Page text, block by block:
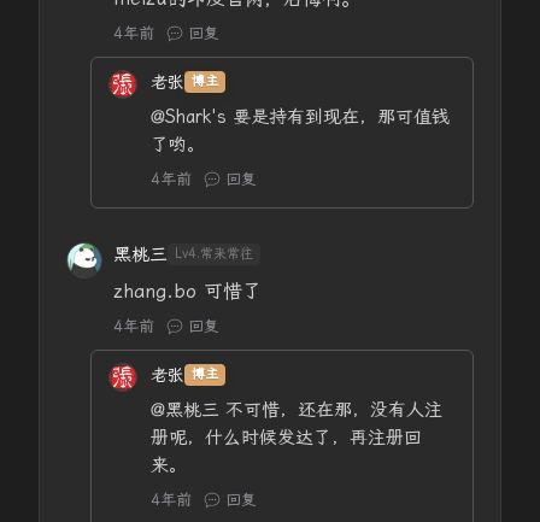
4年前 回复
老张 博主
@Shark's 要是持有到现在，那可值钱
了哟。
4年前 回复
黑桃三 Lv4.常来常往
zhang.bo 可惜了
4年前 回复
老张 博主
@黑桃三 不可惜，还在那，没有人注
册呢，什么时候发达了，再注册回
来。
4年前 回复